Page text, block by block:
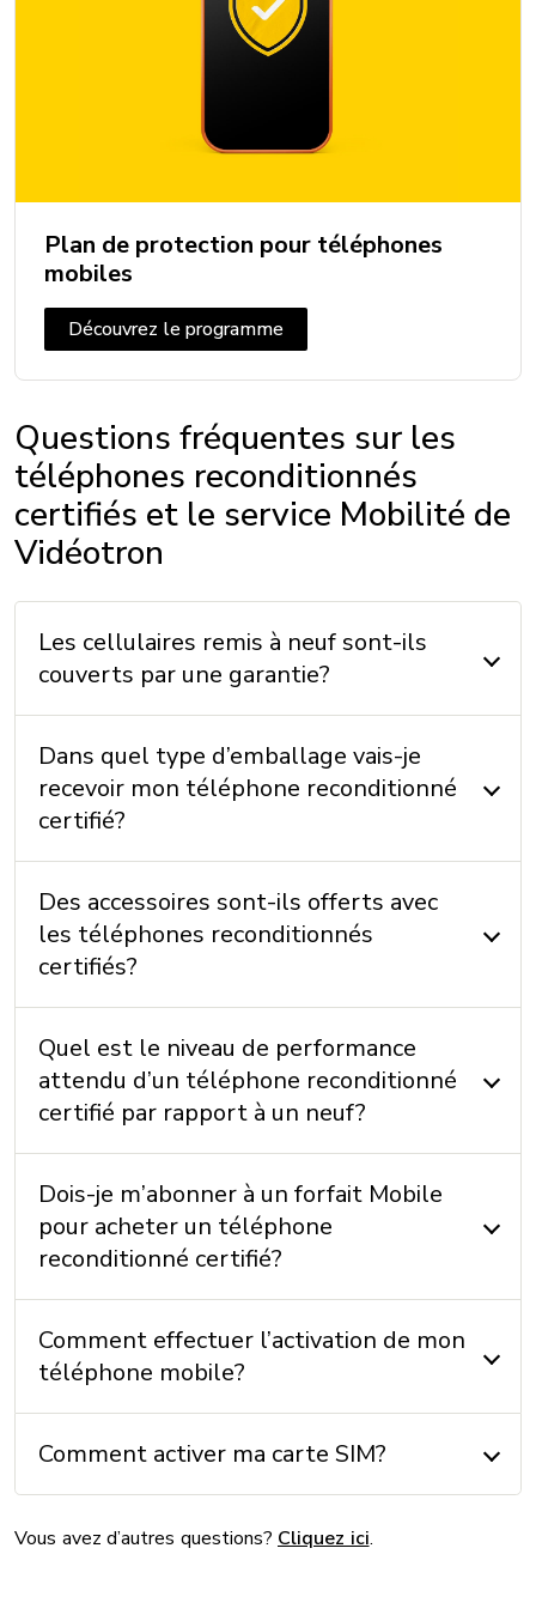
Appareil photo frontal: 32 Mpx
Caméra vidéo: 4K
CONNECTIVITÉ
5G+: Oui
Bluetooth: 5.2
Vitesse maximale:
VoLTE avec Vidéotron: Oui
DIMENSIONS
Largeur: 72 mm
Épaisseur: 8 mm
INCLUS
Câble: Oui
Chargeur: Non
Écouteurs: Non
Instructions: Oui
MÉMOIRE
Mémoire externe: Non
Mémoire interne: 256 Go + 8 Go (RAM)
Système d’exploitation: Android 14
Plan de protection pour téléphones
mobiles
Découvrez le programme
Questions fréquentes sur les
téléphones reconditionnés
certifiés et le service Mobilité de
Vidéotron
Les cellulaires remis à neuf sont-ils
couverts par une garantie?
Dans quel type d’emballage vais-je
recevoir mon téléphone reconditionné
certifié?
Des accessoires sont-ils offerts avec
les téléphones reconditionnés
certifiés?
Quel est le niveau de performance
attendu d’un téléphone reconditionné
certifié par rapport à un neuf?
Dois-je m’abonner à un forfait Mobile
pour acheter un téléphone
reconditionné certifié?
Comment effectuer l’activation de mon
téléphone mobile?
Comment activer ma carte SIM?
Vous avez d’autres questions? Cliquez ici.